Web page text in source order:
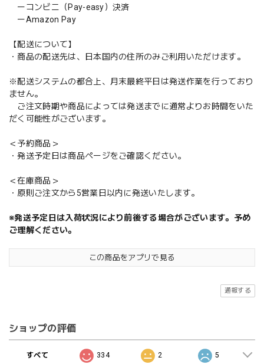
ーコンビニ（Pay-easy）決済
ーAmazon Pay
【配送について】
・商品の配送先は、日本国内の住所のみご利用いただけます。
※配送システムの都合上、月末最終平日は発送作業を行っており
ません。
ご注文時期や商品によっては発送までに通常よりお時間をいた
だく可能性がございます。
＜予約商品＞
・発送予定日は商品ページをご確認ください。
＜在庫商品＞
・原則ご注文から5営業日以内に発送いたします。
※発送予定日は入荷状況により前後する場合がございます。予め
ご理解ください。
この商品をアプリで見る
通報する
ショップの評価
すべて 334 2 5